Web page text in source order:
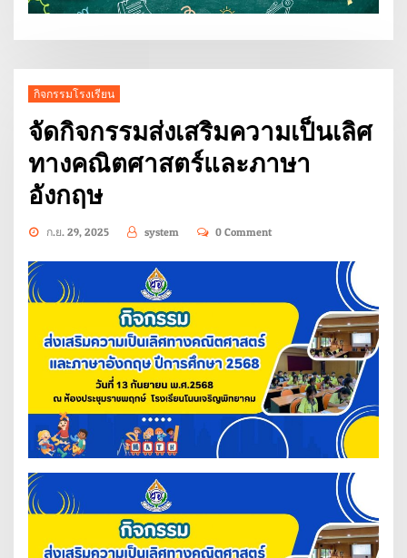
กิจกรรมโรงเรียน
จัดกิจกรรมส่งเสริมความเป็นเลิศ
ทางคณิตศาสตร์และภาษา
อังกฤษ
ก.ย. 29, 2025 system 0 Comment